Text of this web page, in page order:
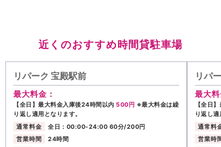
近くのおすすめ時間貸駐車場
リパーク 宝殿駅前
最大料金：
【全日】最大料金入庫後24時間以内 500円 ※最大料金は繰
り返し適用となります。
通常料金
全日：00:00-24:00 60分/200円
営業時間
24時間
リパ
最大
【全日
り返し
通常料
営業時